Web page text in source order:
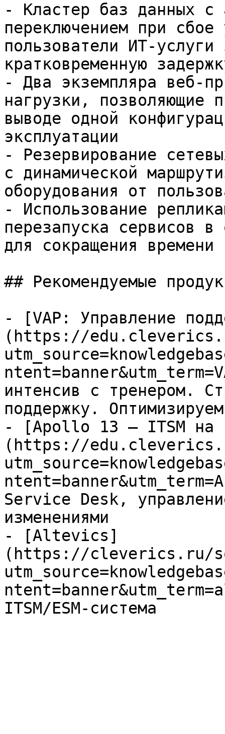
- Кластер баз данных с
переключением при
пользователи ИТ-услуги
кратковременную
- Два экземпляра
нагрузки, позволяющие
выводе одной
эксплуатации
- Резервирование
с динамической
оборудования от
- Использование
перезапуска сервисов в
для сокращения времени
## Рекомендуемые
- [VAP: Управление
(https://
интенсив с тренером.
поддержку.
- [Apollo 13 — ITSM на
(https://
Service Desk,
изменениями
- [Altevics]
(https://cleverics.ru/
ITSM/ESM-система